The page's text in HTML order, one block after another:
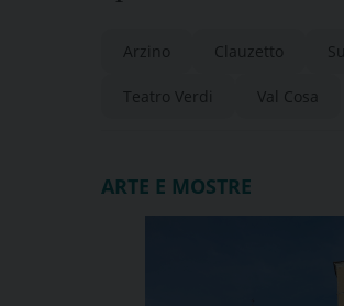
Arzino Clauzetto
Teatro Verdi Val Cosa
ARTE E MOSTRE